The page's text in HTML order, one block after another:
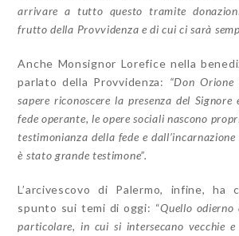
arrivare a tutto questo tramite
frutto della Provvidenza e di cui ci sarà
Anche Monsignor Lorefice nella
parlato della Provvidenza: “Don
sapere riconoscere la presenza del
fede operante, le opere sociali nascono
testimonianza della fede e
è stato grande testimone”.
L’arcivescovo di Palermo, infine, ha
spunto sui temi di oggi: “Quello odierno
particolare, in cui si intersecano vecchie